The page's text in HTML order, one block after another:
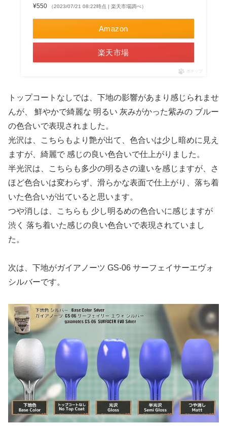
¥550 （2023/07/21 08:22時点 | 楽天市場調べ）
Amazon
楽天市場
ポチップ
トップコートなしでは、下地の影響があまり感じられませ
んが、 鮮やかで綺麗な 明るい 灰みがかった紫みの ブルー
の色合いで表現されました。
光沢は、こちらもより艶が出て、色合いは少し暗めに見え
ますが、綺麗で 感じの良い色合いで仕上がりました。
半光沢は、こちらも多少の明るさの違いを感じますが、さ
ほど色合いは変わらず、滑らかな表面で仕上がり、落ち着
いた色合いが出ていると思います。
つや消しは、こちらも 少し明るめの色合いに感じますが
渋く 落ち着いた感じの良い色合いで表現されていまし
た。
次は、下地がガイアノーツ GS-06 サーフェイサーエヴォ
シルバーです。